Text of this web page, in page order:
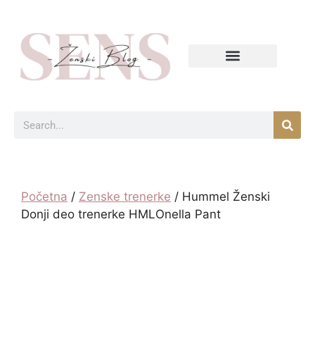
Početna / Zenske trenerke / Hummel Ženski
Donji deo trenerke HMLOnella Pant